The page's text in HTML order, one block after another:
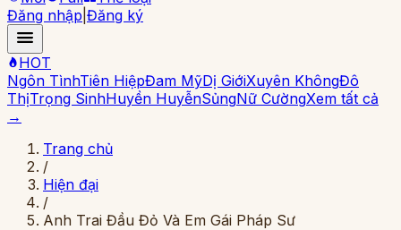
Đăng nhập Đăng ký
HOT
Ngôn TìnhTiên HiệpĐam MỹDị GiớiXuyên KhôngĐô
ThịTrọng SinhHuyền HuyễnSủngNữ CườngXem tất cả
→
Trang chủ
/
Hiện đại
/
Anh Trai Đầu Đỏ Và Em Gái Pháp Sư